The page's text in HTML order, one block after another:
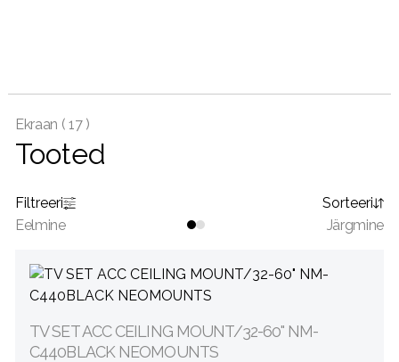
Ekraan (17 )
Tooted
Filtreeri
Sorteeri
Eelmine
Järgmine
TV SET ACC CEILING MOUNT/32-60" NM-
C440BLACK NEOMOUNTS